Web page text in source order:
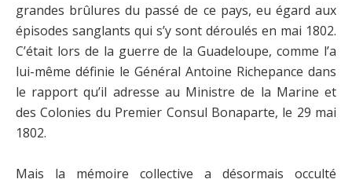
grandes brûlures du passé de ce pays, eu égard aux
épisodes sanglants qui s’y sont déroulés en mai 1802.
C’était lors de la guerre de la Guadeloupe, comme l’a
lui-même définie le Général Antoine Richepance dans
le rapport qu’il adresse au Ministre de la Marine et
des Colonies du Premier Consul Bonaparte, le 29 mai
1802.
Mais la mémoire collective a désormais occulté